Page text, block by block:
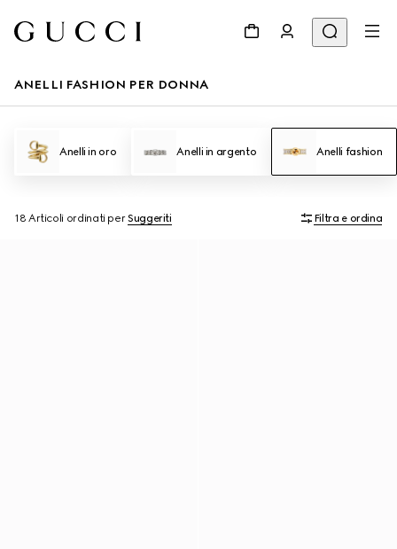
ANELLI FASHION PER DONNA
Anelli in oro Anelli in argento Anelli fashion
18 Articoli ordinati perSuggeriti Filtra e ordina